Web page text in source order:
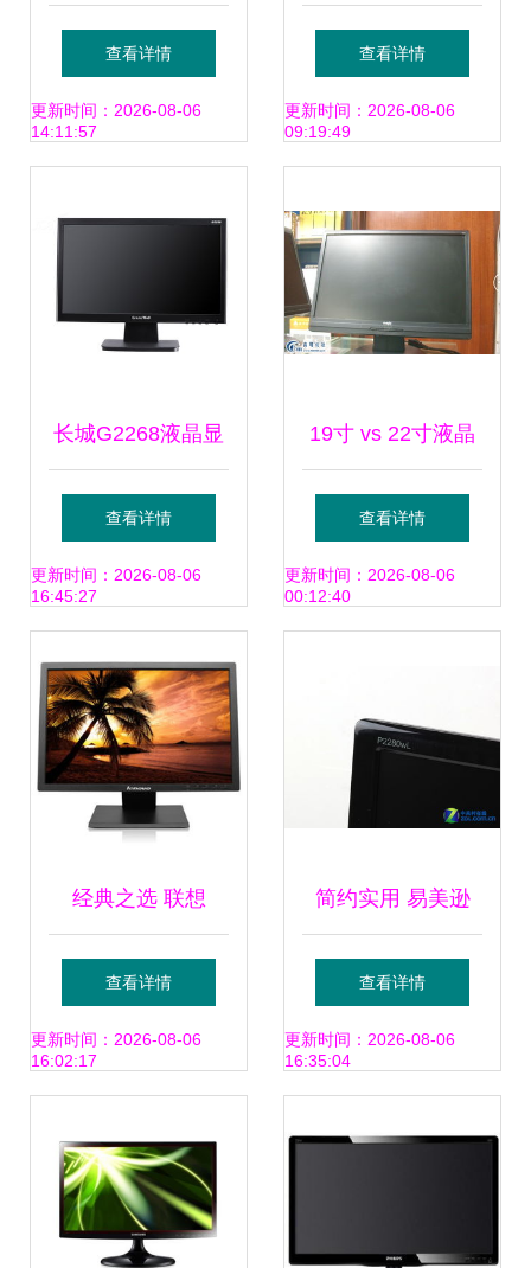
示器 经典设计与8
毫秒LCD显示屏的
查看详情
更新时间：2026-08-06
14:11:57
惠降临 LCD屏幕打
造极致畅游体验
查看详情
更新时间：2026-08-06
09:19:49
长城G2268液晶显
示器 经典设计下的
均衡表现 |
查看详情
更新时间：2026-08-06
16:45:27
19寸 vs 22寸液晶
显示器 如何选择最
适合你的电脑屏
查看详情
更新时间：2026-08-06
00:12:40
经典之选 联想
Lenovo
LS2033WD 20英
深度评测
查看详情
更新时间：2026-08-06
16:02:17
简约实用 易美逊
envision P2280WL
液晶显示器边框评
查看详情
更新时间：2026-08-06
16:35:04